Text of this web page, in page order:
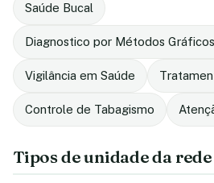
Saúde Bucal
Diagnostico por Métodos
Vigilância em Saúde
Controle de Tabagismo
Tipos de unidade da